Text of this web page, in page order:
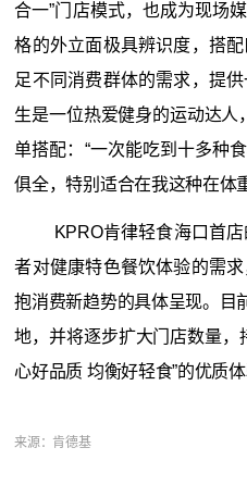
合一”门店模式，也成为现场
格的外立面极具辨识度，搭
足不同消费群体的需求，提
生是一位热爱健身的运动达人
单搭配：“一次能吃到十多种
俱全，特别适合在我这种在体
KPRO肯律轻食海口首
者对健康特色餐饮体验的需
抱消费新趋势的具体呈现。目
地，并将逐步扩大门店数量，
心好品质 均衡好轻食”的优质体
来源：肯德基